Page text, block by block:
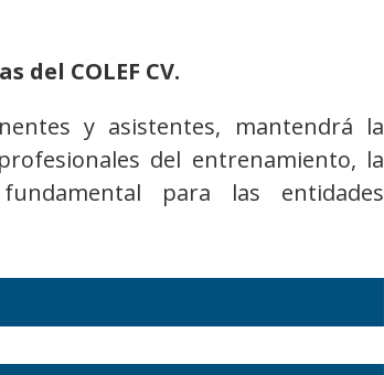
del COLEF CV.
y asistentes, mantendrá la
del entrenamiento, la
para las entidades